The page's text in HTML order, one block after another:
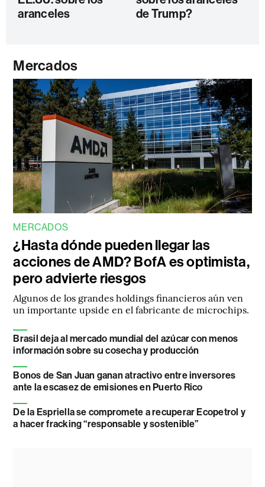
aranceles
de Trump?
Mercados
MERCADOS
¿Hasta dónde pueden llegar las
acciones de AMD? BofA es optimista,
pero advierte riesgos
Algunos de los grandes holdings financieros aún ven
un importante upside en el fabricante de microchips.
Brasil deja al mercado mundial del azúcar con menos
información sobre su cosecha y producción
Bonos de San Juan ganan atractivo entre inversores
ante la escasez de emisiones en Puerto Rico
De la Espriella se compromete a recuperar Ecopetrol y
a hacer fracking “responsable y sostenible”